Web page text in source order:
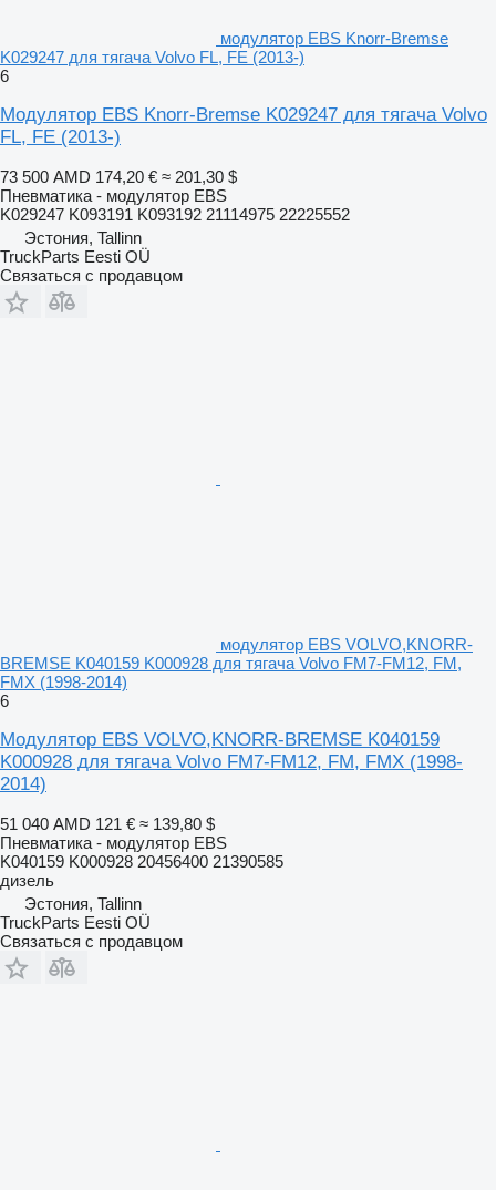
модулятор EBS Knorr-Bremse
K029247 для тягача Volvo FL, FE (2013-)
6
Модулятор EBS Knorr-Bremse K029247 для тягача Volvo
FL, FE (2013-)
73 500 AMD 174,20 € ≈ 201,30 $
Пневматика - модулятор EBS
K029247 K093191 K093192 21114975 22225552
Эстония, Tallinn
TruckParts Eesti OÜ
Связаться с продавцом
модулятор EBS VOLVO,KNORR-
BREMSE K040159 K000928 для тягача Volvo FM7-FM12, FM,
FMX (1998-2014)
6
Модулятор EBS VOLVO,KNORR-BREMSE K040159
K000928 для тягача Volvo FM7-FM12, FM, FMX (1998-
2014)
51 040 AMD 121 € ≈ 139,80 $
Пневматика - модулятор EBS
K040159 K000928 20456400 21390585
дизель
Эстония, Tallinn
TruckParts Eesti OÜ
Связаться с продавцом